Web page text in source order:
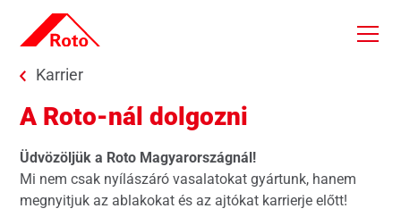
Skip to main content
You are here:
Karrier
A Roto-nál dolgozni
Üdvözöljük a Roto Magyarországnál!
Mi nem csak nyílászáró vasalatokat gyártunk, hanem
megnyitjuk az ablakokat és az ajtókat karrierje előtt!